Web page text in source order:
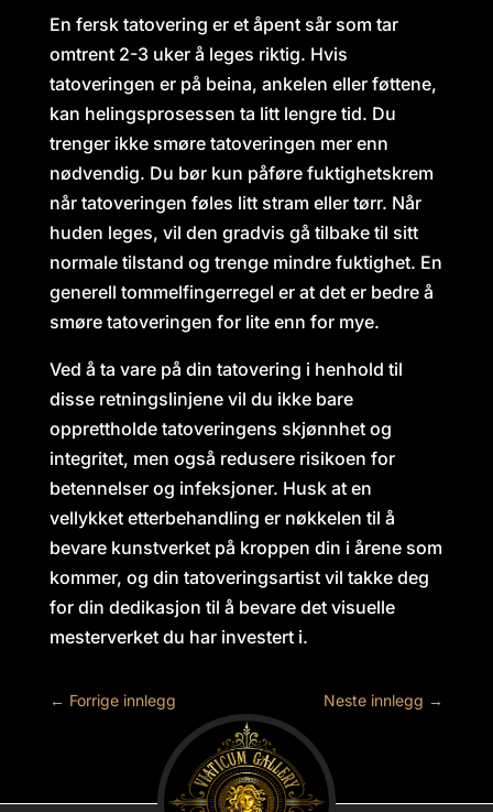
En fersk tatovering er et åpent sår som tar
omtrent 2-3 uker å leges riktig. Hvis
tatoveringen er på beina, ankelen eller føttene,
kan helingsprosessen ta litt lengre tid. Du
trenger ikke smøre tatoveringen mer enn
nødvendig. Du bør kun påføre fuktighetskrem
når tatoveringen føles litt stram eller tørr. Når
huden leges, vil den gradvis gå tilbake til sitt
normale tilstand og trenge mindre fuktighet. En
generell tommelfingerregel er at det er bedre å
smøre tatoveringen for lite enn for mye.
Ved å ta vare på din tatovering i henhold til
disse retningslinjene vil du ikke bare
opprettholde tatoveringens skjønnhet og
integritet, men også redusere risikoen for
betennelser og infeksjoner. Husk at en
vellykket etterbehandling er nøkkelen til å
bevare kunstverket på kroppen din i årene som
kommer, og din tatoveringsartist vil takke deg
for din dedikasjon til å bevare det visuelle
mesterverket du har investert i.
← Forrige innlegg Neste innlegg →